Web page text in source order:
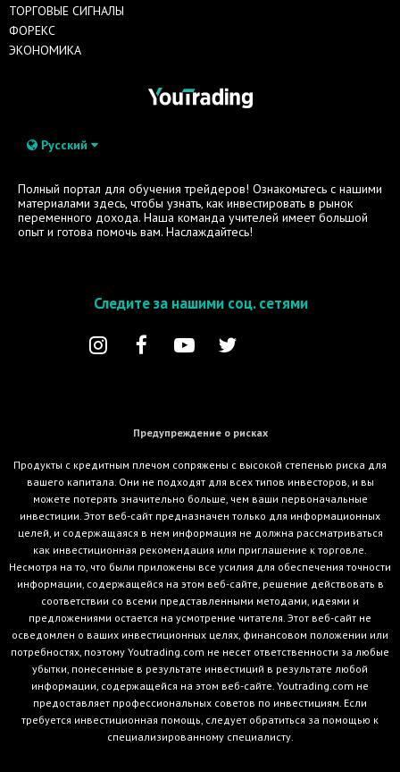
ТОРГОВЫЕ СИГНАЛЫ
ФОРЕКС
ЭКОНОМИКА
Русский
Полный портал для обучения трейдеров! Ознакомьтесь с нашими
материалами здесь, чтобы узнать, как инвестировать в рынок
переменного дохода. Наша команда учителей имеет большой
опыт и готова помочь вам. Наслаждайтесь!
Следите за нашими соц. сетями
Предупреждение о рисках
Продукты с кредитным плечом сопряжены с высокой степенью риска для
вашего капитала. Они не подходят для всех типов инвесторов, и вы
можете потерять значительно больше, чем ваши первоначальные
инвестиции. Этот веб-сайт предназначен только для информационных
целей, и содержащаяся в нем информация не должна рассматриваться
как инвестиционная рекомендация или приглашение к торговле.
Несмотря на то, что были приложены все усилия для обеспечения точности
информации, содержащейся на этом веб-сайте, решение действовать в
соответствии со всеми представленными методами, идеями и
предложениями остается на усмотрение читателя. Этот веб-сайт не
осведомлен о ваших инвестиционных целях, финансовом положении или
потребностях, поэтому Youtrading.com не несет ответственности за любые
убытки, понесенные в результате инвестиций в результате любой
информации, содержащейся на этом веб-сайте. Youtrading.com не
предоставляет профессиональных советов по инвестициям. Если
требуется инвестиционная помощь, следует обратиться за помощью к
специализированному специалисту.